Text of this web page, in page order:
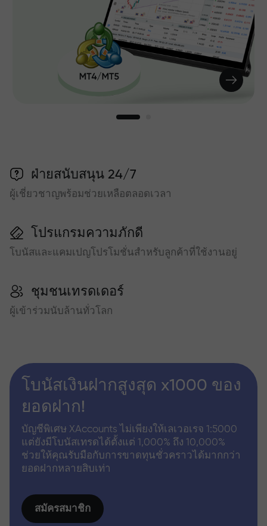
ฝ่ายสนับสนุน 24/7
ผู้เชี่ยวชาญพร้อมช่วยเหลือตลอดเวลา
โปรแกรมความภักดี
โบนัสและแคมเปญโปรโมชั่นสำหรับลูกค้าที่ใช้งานอยู่
ชุมชนเทรดเดอร์
ผู้เข้าร่วมนับล้านทั่วโลก
โบนัสเงินฝากสูงสุด x1000 ของ
ยอดฝาก!
บัญชีพิเศษ XAccounts ไม่เพียงให้เลเวอเรจ 1:5000
แต่ยังมีโบนัสเทรดได้ตั้งแต่ 1,000% ถึง 10,000%
ช่วยให้คุณรับมือกับการขาดทุนชั่วคราวได้มากกว่า
ยอดฝากหลายสิบเท่า
สมัครสมาชิก